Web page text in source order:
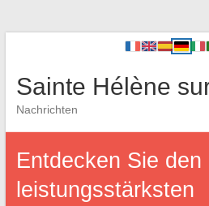
Sainte Hélène
Nachrichten
Entdecken Sie den
leistungsstärksten